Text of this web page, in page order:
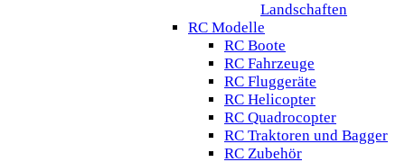
Landschaften
RC Modelle
RC Boote
RC Fahrzeuge
RC Fluggeräte
RC Helicopter
RC Quadrocopter
RC Traktoren und Bagger
RC Zubehör